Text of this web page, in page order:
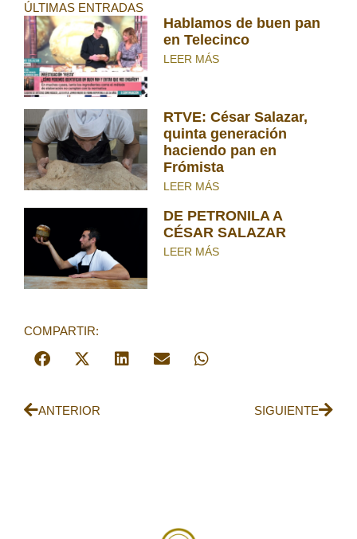
ÚLTIMAS ENTRADAS
Hablamos de buen pan
en Telecinco
LEER MÁS
RTVE: César Salazar,
quinta generación
haciendo pan en
Frómista
LEER MÁS
DE PETRONILA A
CÉSAR SALAZAR
LEER MÁS
COMPARTIR:
ANTERIOR SIGUIENTE